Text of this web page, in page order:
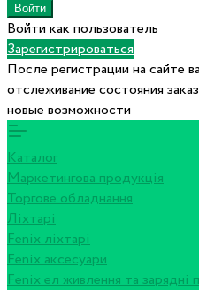
Войти как пользователь
Зарегистрироваться
После регистрации на сайте
отслеживание состояния
новые возможности
Каталог
Маркетингова продукція
Торгове обладнання
Ліхтарі
Fenix ліхтарі
Fenix аксесуари
Fenix ел живлення та зарядні